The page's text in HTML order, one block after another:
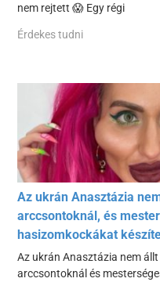
nem rejtett 😱 Egy régi
Érdekes tudni
Az ukrán Anasztázia
arccsontoknál, és
hasizomkockákat
Az ukrán Anasztázia nem
arccsontoknál és